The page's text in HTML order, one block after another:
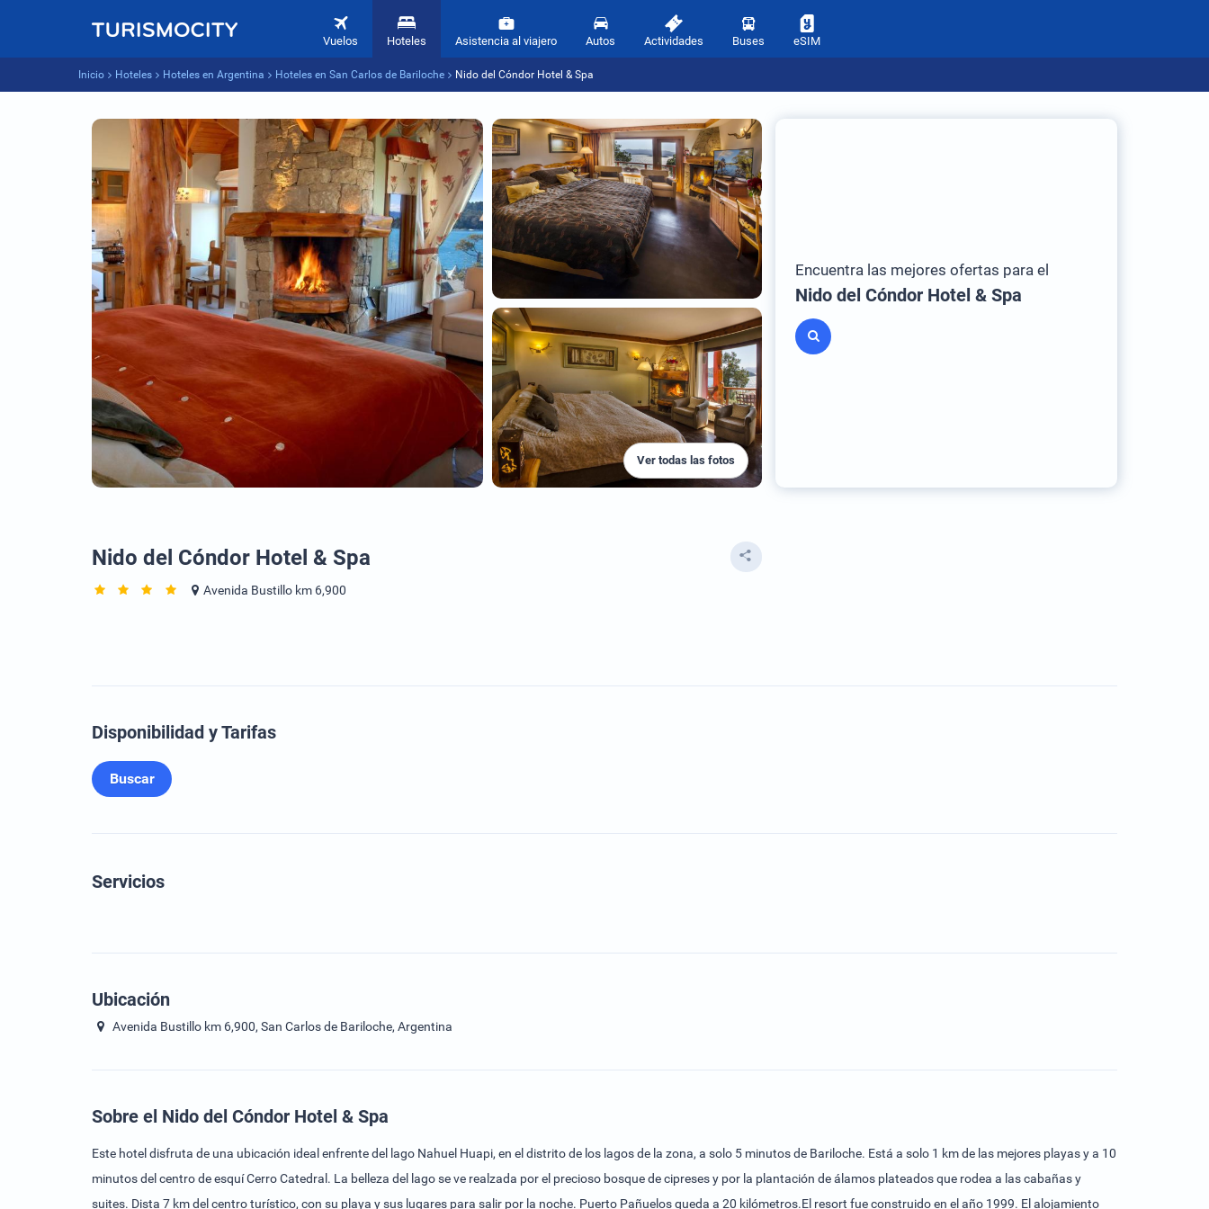
Vuelos Hoteles Asistencia al viajero Autos Actividades Buses eSIM
Inicio Hoteles Hoteles en Argentina Hoteles en San Carlos de Bariloche Nido del Cóndor Hotel & Spa
Ver todas las fotos
Encuentra las mejores ofertas para el
Nido del Cóndor Hotel & Spa
Nido del Cóndor Hotel & Spa
Avenida Bustillo km 6,900
Disponibilidad y Tarifas
Buscar
Servicios
Ubicación
Avenida Bustillo km 6,900, San Carlos de Bariloche, Argentina
Sobre el Nido del Cóndor Hotel & Spa
Este hotel disfruta de una ubicación ideal enfrente del lago Nahuel Huapi, en el distrito de los lagos de la zona, a solo 5 minutos de Bariloche. Está a solo 1 km de las mejores playas y a 10
minutos del centro de esquí Cerro Catedral. La belleza del lago se ve realzada por el precioso bosque de cipreses y por la plantación de álamos plateados que rodea a las cabañas y
suites. Dista 7 km del centro turístico, con su playa y sus lugares para salir por la noche. Puerto Pañuelos queda a 20 kilómetros.El resort fue construido en el año 1999. El alojamiento